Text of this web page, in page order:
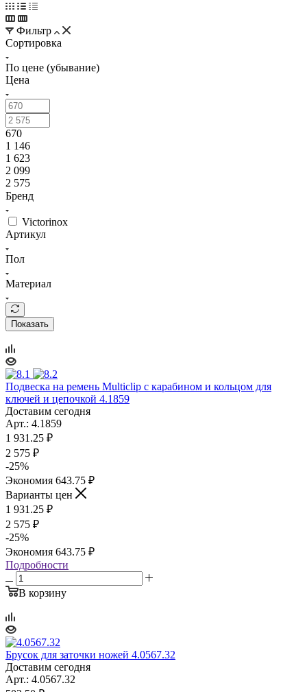
Фильтр
Сортировка
По цене (убывание)
Цена
670
1 146
1 623
2 099
2 575
Бренд
Victorinox
Артикул
Пол
Материал
Показать
Подвеска на ремень Multiclip с карабином и кольцом для
ключей и цепочкой 4.1859
Доставим сегодня
Арт.: 4.1859
1 931.25 ₽
2 575 ₽
-25%
Экономия 643.75 ₽
Варианты цен
1 931.25 ₽
2 575 ₽
-25%
Экономия 643.75 ₽
Подробности
В корзину
Брусок для заточки ножей 4.0567.32
Доставим сегодня
Арт.: 4.0567.32